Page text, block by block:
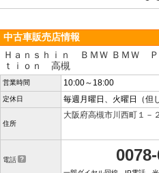
中古車販売店情報
Ｈａｎｓｈｉｎ ＢＭＷ ＢＭＷ
ｔｉｏｎ 高槻
営業時間 10:00～18:00
定休日 毎週月曜日、火曜日（但
住所
大阪府高槻市川西町１－
電話